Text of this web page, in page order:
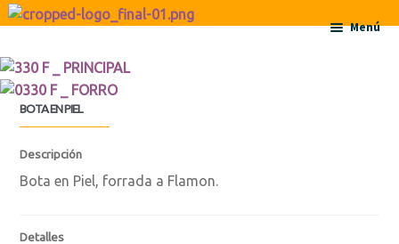
Ir a la navegación
Ir al contenido
Menú
BOTA EN PIEL
Descripción
Bota en Piel, forrada a Flamon.
Detalles